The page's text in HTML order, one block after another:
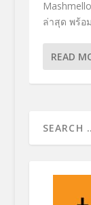
ล่าสุด พร้อ
READ